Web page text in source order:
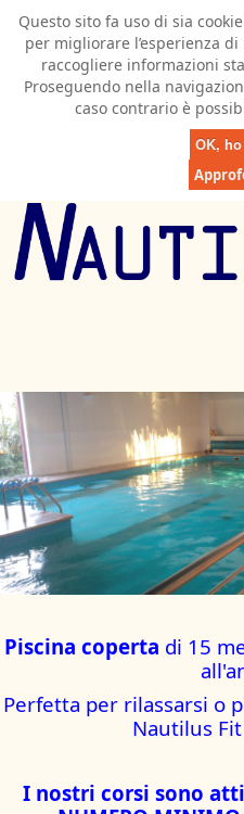
Questo sito fa uso di sia
per migliorare l’esperienza
raccogliere informazioni
Proseguendo nella
caso contrario è
OK,
Piscina coperta di 15
Perfetta per rilassarsi o
Nautilus
I nostri corsi sono